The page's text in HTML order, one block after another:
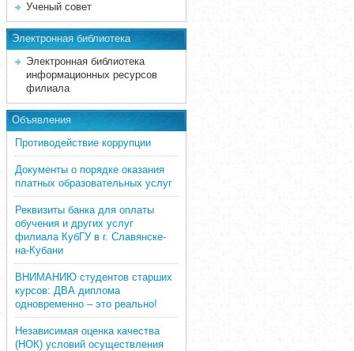
Ученый совет
Электронная библиотека
Электронная библиотека
информационных ресурсов
филиала
Объявления
Противодействие коррупции
Документы о порядке оказания
платных образовательных услуг
Реквизиты банка для оплаты
обучения и других услуг
филиала КубГУ в г. Славянске-
на-Кубани
ВНИМАНИЮ студентов старших
курсов: ДВА диплома
одновременно – это реально!
Независимая оценка качества
(НОК) условий осуществления